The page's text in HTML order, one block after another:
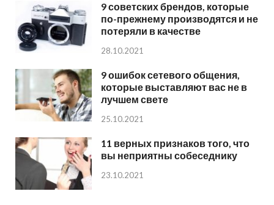
9 советских брендов, которые
по-прежнему производятся и не
потеряли в качестве
28.10.2021
9 ошибок сетевого общения,
которые выставляют вас не в
лучшем свете
25.10.2021
11 верных признаков того, что
вы неприятны собеседнику
23.10.2021